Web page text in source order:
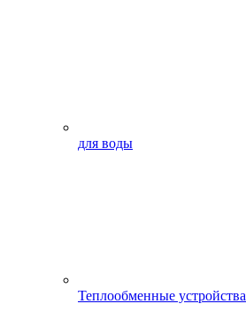
для воды
Теплообменные устройства